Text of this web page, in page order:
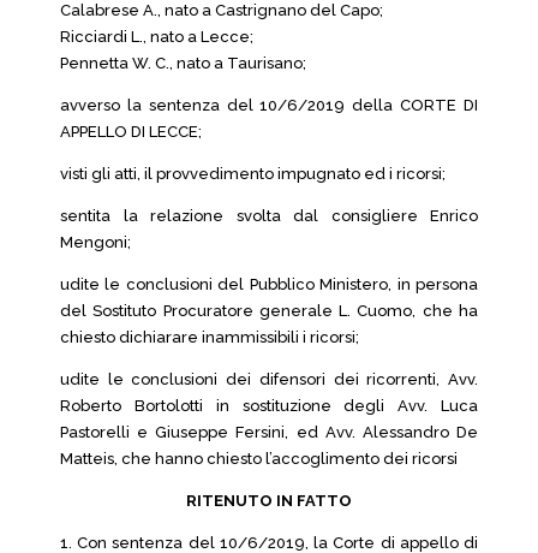
Calabrese A., nato a Castrignano del Capo;
Ricciardi L., nato a Lecce;
Pennetta W. C., nato a Taurisano;
avverso la sentenza del 10/6/2019 della CORTE DI
APPELLO DI LECCE;
visti gli atti, il provvedimento impugnato ed i ricorsi;
sentita la relazione svolta dal consigliere Enrico
Mengoni;
udite le conclusioni del Pubblico Ministero, in persona
del Sostituto Procuratore generale L. Cuomo, che ha
chiesto dichiarare inammissibili i ricorsi;
udite le conclusioni dei difensori dei ricorrenti, Avv.
Roberto Bortolotti in sostituzione degli Avv. Luca
Pastorelli e Giuseppe Fersini, ed Avv. Alessandro De
Matteis, che hanno chiesto l’accoglimento dei ricorsi
RITENUTO IN FATTO
1. Con sentenza del 10/6/2019, la Corte di appello di